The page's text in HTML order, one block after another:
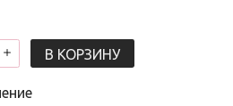
В КОРЗИНУ